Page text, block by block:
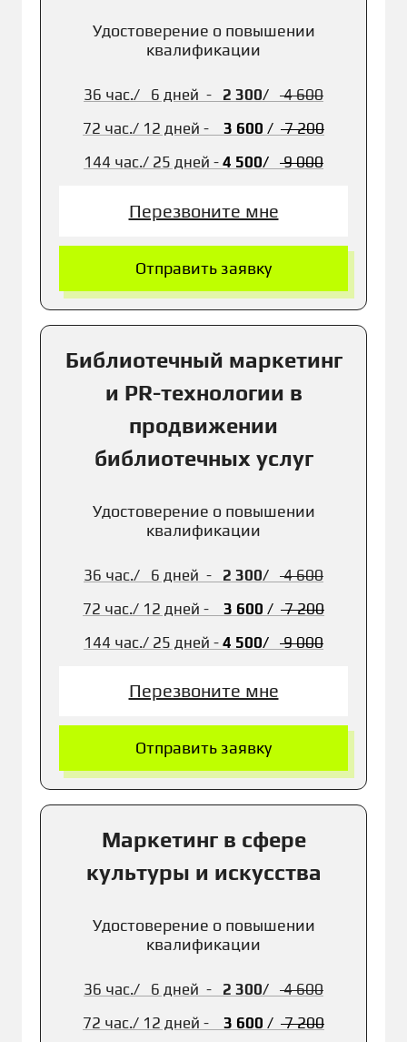
Удостоверение о повышении
квалификации
36 час./ 6 дней - 2 300/ 4 600
72 час./ 12 дней - 3 600 / 7 200
144 час./ 25 дней - 4 500/ 9 000
Перезвоните мне
Отправить заявку
Библиотечный маркетинг
и PR-технологии в
продвижении
библиотечных услуг
Удостоверение о повышении
квалификации
36 час./ 6 дней - 2 300/ 4 600
72 час./ 12 дней - 3 600 / 7 200
144 час./ 25 дней - 4 500/ 9 000
Перезвоните мне
Отправить заявку
Маркетинг в сфере
культуры и искусства
Удостоверение о повышении
квалификации
36 час./ 6 дней - 2 300/ 4 600
72 час./ 12 дней - 3 600 / 7 200